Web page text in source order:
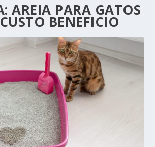
AREIA PARA GATOS
BENEFICIO